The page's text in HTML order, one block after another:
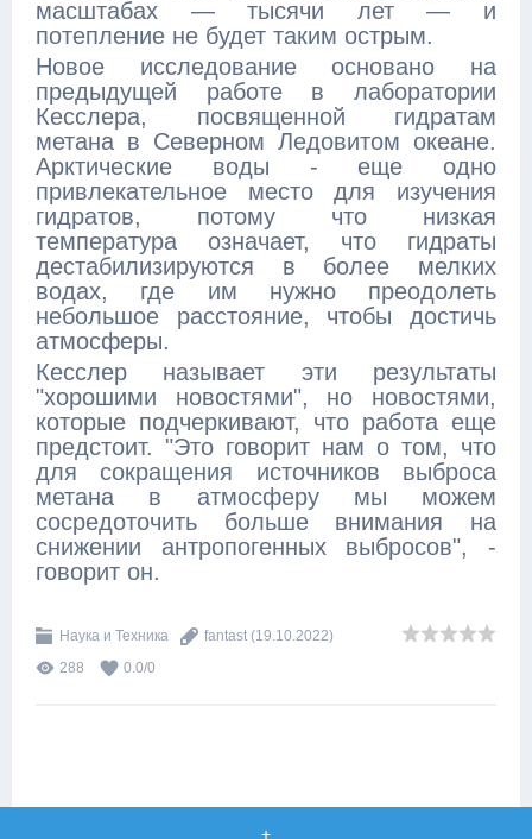
масштабах — тысячи лет — и
потепление не будет таким острым.
Новое исследование основано на
предыдущей работе в лаборатории
Кесслера, посвященной гидратам
метана в Северном Ледовитом океане.
Арктические воды - еще одно
привлекательное место для изучения
гидратов, потому что низкая
температура означает, что гидраты
дестабилизируются в более мелких
водах, где им нужно преодолеть
небольшое расстояние, чтобы достичь
атмосферы.
Кесслер называет эти результаты
"хорошими новостями", но новостями,
которые подчеркивают, что работа еще
предстоит. "Это говорит нам о том, что
для сокращения источников выброса
метана в атмосферу мы можем
сосредоточить больше внимания на
снижении антропогенных выбросов", -
говорит он.
Наука и Техника fantast (19.10.2022)
288
0.0/0
+